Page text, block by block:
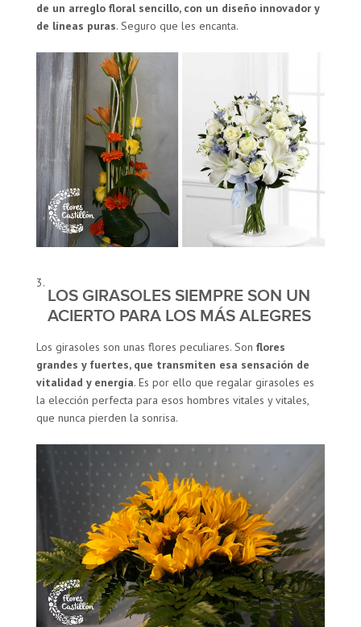
de un arreglo floral sencillo, con un diseño innovador y
de líneas puras. Seguro que les encanta.
LOS GIRASOLES SIEMPRE SON UN
ACIERTO PARA LOS MÁS ALEGRES
Los girasoles son unas flores peculiares. Sonflores
grandes y fuertes, que transmiten esa sensación de
vitalidad y energía. Es por ello que regalar girasoles es
la elección perfecta para esos hombres vitales y vitales,
que nunca pierden la sonrisa.